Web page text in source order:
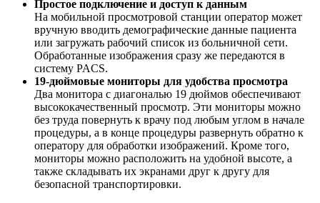
Простое подключение и доступ к данным
На мобильной просмотровой станции оператор может
вручную вводить демографические данные пациента
или загружать рабочий список из больничной сети.
Обработанные изображения сразу же передаются в
систему PACS.
19-дюймовые мониторы для удобства просмотра
Два монитора с диагональю 19 дюймов обеспечивают
высококачественный просмотр. Эти мониторы можно
без труда повернуть к врачу под любым углом в начале
процедуры, а в конце процедуры развернуть обратно к
оператору для обработки изображений. Кроме того,
мониторы можно расположить на удобной высоте, а
также складывать их экранами друг к другу для
безопасной транспортировки.